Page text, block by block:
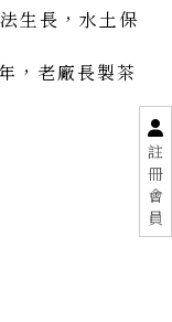
註
冊
會
員
生長，水土保
，老廠長製茶